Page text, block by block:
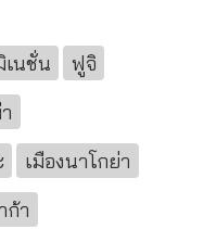
เนชั่น
ฟูจิ
เมืองนาโกย่า
ก้า